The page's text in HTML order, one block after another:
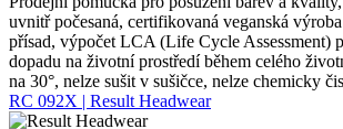
uvnitř počesaná, certifikovaná veganská
přísad, výpočet LCA (Life Cycle Assessment)
dopadu na životní prostředí během celého
na 30°, nelze sušit v sušičce, nelze chemicky
RC 092X | Result Headwear